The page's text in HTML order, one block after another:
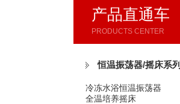
产品直通车
PRODUCTS CENTER
恒温振荡器/摇床系列
冷冻水浴恒温振荡器
全温培养摇床